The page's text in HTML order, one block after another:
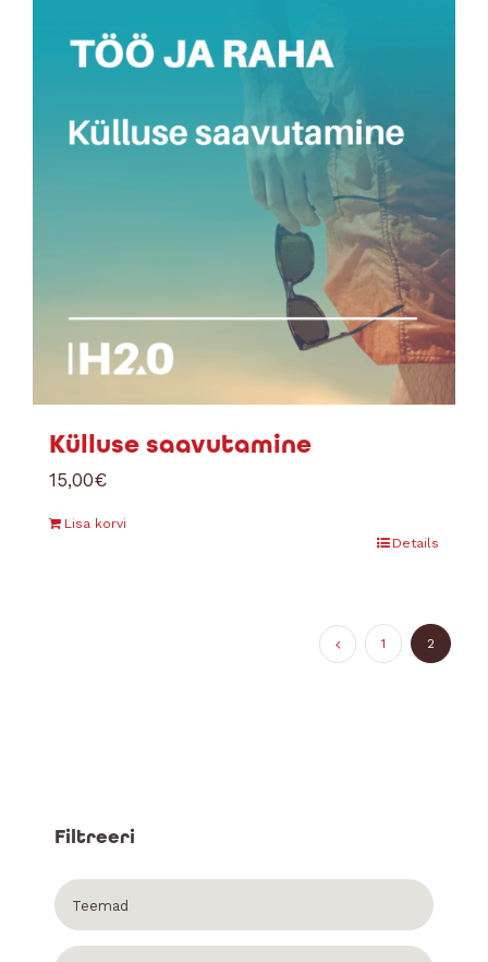
Külluse saavutamine
15,00€
Lisa korvi
Details
1 2
Filtreeri
Teemad